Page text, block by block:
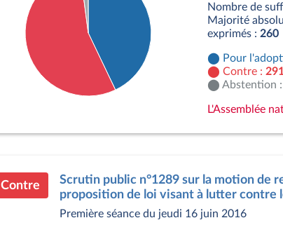
Contre : 291 députés
Nombre de
Majorité
exprimés : 260
Pour
Contre :
Abstention :
L'Assemblée
Contre
Scrutin public n°1289 sur la motion de
proposition de loi visant à lutter contre
Première séance du jeudi 16 juin 2016